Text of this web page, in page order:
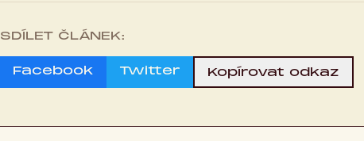
SDÍLET ČLÁNEK:
Facebook Twitter Kopírovat odkaz